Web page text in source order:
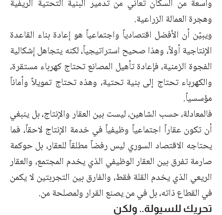
واسعة من السكان تعاني من تدمير البنية التحتية الريفية
وهجرة العمالة الزراعية.
ويبيّن أن الأفضل اقتصادياً واجتماعياً هو إعادة بناء القاعدة
الإنتاجية أولاً، وهذا صحيح استراتيجياً، لكنه يتجاهل إشكالية
الفجوة الزمنية، فإعادة تأهيل المصانع تحتاج كهرباء مستقرة،
والكهرباء تحتاج إلى بنية تحتية، وهذه تحتاج تمويلاً وأماناً
مؤسسياً.
فالمعادلة، حسب الشاهين، ليست بين العقار والإنتاج، بل ينبغي
أن تكون عقاراً اجتماعياً وظيفياً في خدمة الإنتاج لاحقاً، فما
يحتاجه الاقتصاد السوري ليس رفضاً مطلقاً للعقار، بل حوكمة
صارمة تفرق بين العقار الوظيفي الذي يخدم المجتمع، والعقار
الريعي الذي يخدم القلة فقط، والفارق بين التجربتين لا يكمن
في القطاع ذاته، بل في من يصنع القرار ولمصلحة من.
تحريك للسيولة.. ولكن